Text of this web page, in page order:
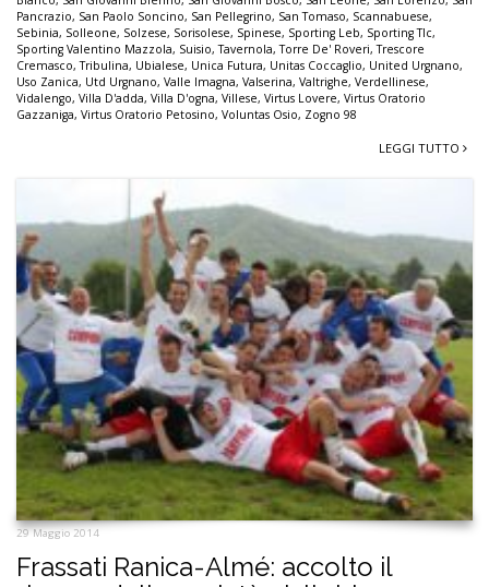
Pancrazio, San Paolo Soncino, San Pellegrino, San Tomaso, Scannabuese,
Sebinia, Solleone, Solzese, Sorisolese, Spinese, Sporting Leb, Sporting Tlc,
Sporting Valentino Mazzola, Suisio,Tavernola,Torre De' Roveri,Trescore
Cremasco,Tribulina, Ubialese, Unica Futura, Unitas Coccaglio, United Urgnano,
Uso Zanica, Utd Urgnano, Valle Imagna, Valserina, Valtrighe, Verdellinese,
Vidalengo, Villa D'adda, Villa D'ogna, Villese, Virtus Lovere, Virtus Oratorio
Gazzaniga, Virtus Oratorio Petosino, Voluntas Osio, Zogno 98
LEGGI TUTTO
29 Maggio 2014
Frassati Ranica-Almé: accolto il